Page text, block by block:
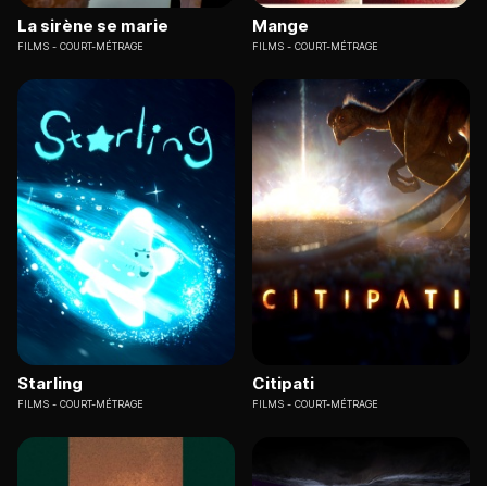
La sirène se marie
FILMS COURT-MÉTRAGE
Mange
FILMS COURT-MÉTRAGE
Starling
FILMS COURT-MÉTRAGE
Citipati
FILMS COURT-MÉTRAGE